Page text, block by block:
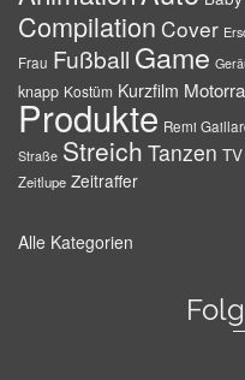
Compilation Cover
Frau Fußball Game
knapp Kostüm Kurzfilm
Produkte Remi
Straße Streich Tanzen TV
Zeitlupe Zeitraffer
Alle Kategorien